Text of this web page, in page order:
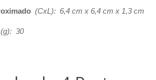
(CxL): 6,4 cm x 6,4 cm x 1,3 cm
(g): 30